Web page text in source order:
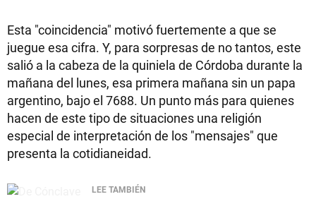
Esta "coincidencia" motivó fuertemente a que se
juegue esa cifra. Y, para sorpresas de no tantos, este
salió a la cabeza de la quiniela de Córdoba durante la
mañana del lunes, esa primera mañana sin un papa
argentino, bajo el 7688. Un punto más para quienes
hacen de este tipo de situaciones una religión
especial de interpretación de los "mensajes" que
presenta la cotidianeidad.
LEE TAMBIÉN